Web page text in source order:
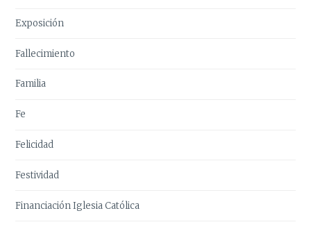
Exposición
Fallecimiento
Familia
Fe
Felicidad
Festividad
Financiación Iglesia Católica